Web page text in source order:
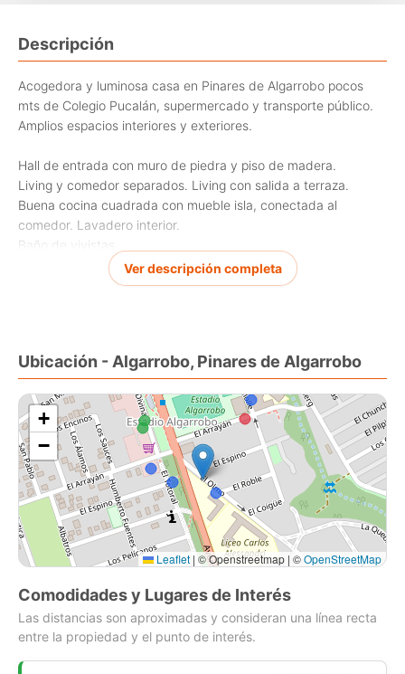
Descripción
Acogedora y luminosa casa en Pinares de Algarrobo pocos
mts de Colegio Pucalán, supermercado y transporte público.
Amplios espacios interiores y exteriores.
Hall de entrada con muro de piedra y piso de madera.
Living y comedor separados. Living con salida a terraza.
Buena cocina cuadrada con mueble isla, conectada al
comedor. Lavadero interior.
Baño de vivistas
En el sector de los dormitorios tiene 2 amplios dormitorios que
comparten 1 baño, 1 dormitorio en suite con walking clóset y el
Exterior:
Rica terraza a la salida del living, por un deck de madera,
vamos al sector de la piscina y jardín. Sector juegos de niños,
fogón para 20 personas.
Gran piscina con terraza.
Pozo de 120 mts de profundidad con buen flujo de agua.
CN Código
Ver descripción completa
Ubicación - Algarrobo, Pinares de Algarrobo
+
−
Leaflet | © Openstreetmap | ©OpenStreetMap
Comodidades y Lugares de Interés
Las distancias son aproximadas y consideran una línea recta
entre la propiedad y el punto de interés.